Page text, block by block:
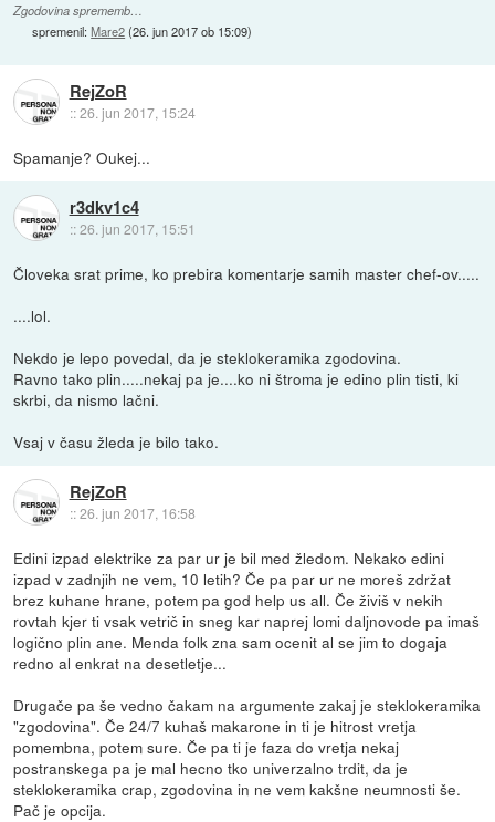
Zgodovina sprememb…
spremenil:Mare2(26. jun 2017 ob 15:09)
RejZoR
::26. jun 2017, 15:24
Spamanje? Oukej...
r3dkv1c4
::26. jun 2017, 15:51
Človeka srat prime, ko prebira komentarje samih master chef-ov.....
....lol.
Nekdo je lepo povedal, da je steklokeramika zgodovina.
Ravno tako plin.....nekaj pa je....ko ni štroma je edino plin tisti, ki
skrbi, da nismo lačni.
Vsaj v času žleda je bilo tako.
RejZoR
::26. jun 2017, 16:58
Edini izpad elektrike za par ur je bil med žledom. Nekako edini
izpad v zadnjih ne vem, 10 letih? Če pa par ur ne moreš zdržat
brez kuhane hrane, potem pa god help us all. Če živiš v nekih
rovtah kjer ti vsak vetrič in sneg kar naprej lomi daljnovode pa imaš
logično plin ane. Menda folk zna sam ocenit al se jim to dogaja
redno al enkrat na desetletje...
Drugače pa še vedno čakam na argumente zakaj je steklokeramika
"zgodovina". Če 24/7 kuhaš makarone in ti je hitrost vretja
pomembna, potem sure. Če pa ti je faza do vretja nekaj
postranskega pa je mal hecno tko univerzalno trdit, da je
steklokeramika crap, zgodovina in ne vem kakšne neumnosti še.
Pač je opcija.